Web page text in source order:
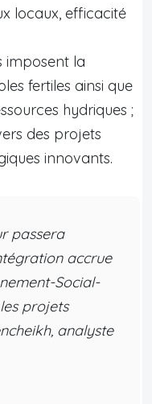
locaux, efficacité
imposent la
fertiles ainsi que
hydriques ;
des projets
innovants.
passera
accrue
Social-
projets
analyste